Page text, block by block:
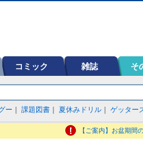
コミック 雑誌 そ
ー 課題図書 夏休みドリル ゲッター
【ご案内】お盆期間